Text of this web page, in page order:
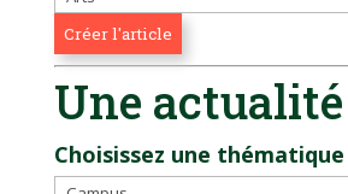
Une actualité
Choisissez une thématique